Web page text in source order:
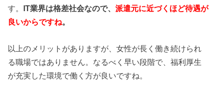
す。
IT業界は格差社会なので、派遣元に近づくほど待遇が
良いからですね。
以上のメリットがありますが、女性が長く働き続けられ
る職場ではありません。なるべく早い段階で、福利厚生
が充実した環境で働く方が良いですね。